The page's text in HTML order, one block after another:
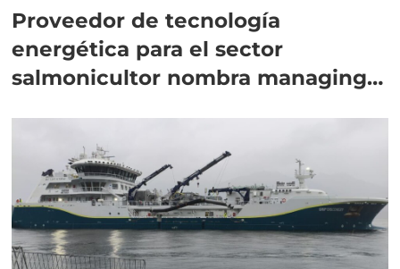
Proveedor de tecnología
energética para el sector
salmonicultor nombra managing